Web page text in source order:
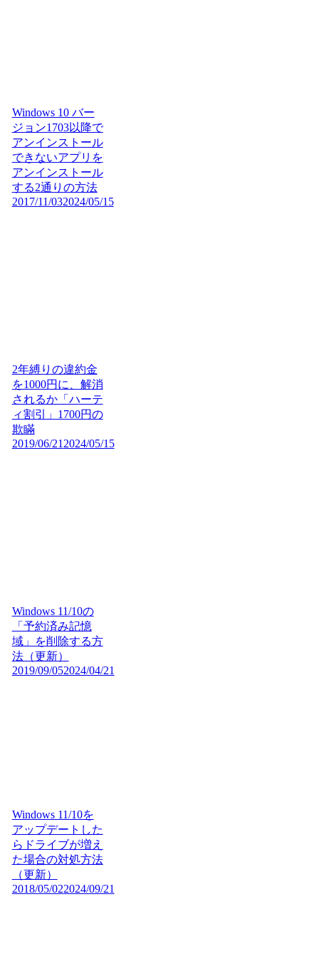
Windows 10 バー
ジョン1703以降で
アンインストール
できないアプリを
アンインストール
する2通りの方法
2017/11/032024/05/15
2年縛りの違約金
を1000円に、解消
されるか「ハーテ
ィ割引」1700円の
欺瞞
2019/06/21 2024/05/15
Windows 11/10の
「予約済み記憶
域」を削除する方
法（更新）
2019/09/052024/04/21
Windows 11/10を
アップデートした
らドライブが増え
た場合の対処方法
（更新）
2018/05/022024/09/21